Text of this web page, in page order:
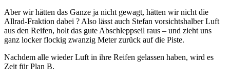
Aber wir hätten das Ganze ja nicht gewagt, hätten wir nicht die
Allrad-Fraktion dabei ? Also lässt auch Stefan vorsichtshalber Luft
aus den Reifen, holt das gute Abschleppseil raus – und zieht uns
ganz locker flockig zwanzig Meter zurück auf die Piste.
Nachdem alle wieder Luft in ihre Reifen gelassen haben, wird es
Zeit für Plan B.